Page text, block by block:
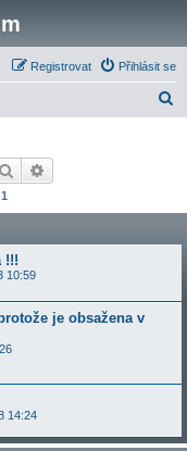
Přihlásit se
Registrovat
Hledat
1
!!!
10:59
je obsažena v
14:24